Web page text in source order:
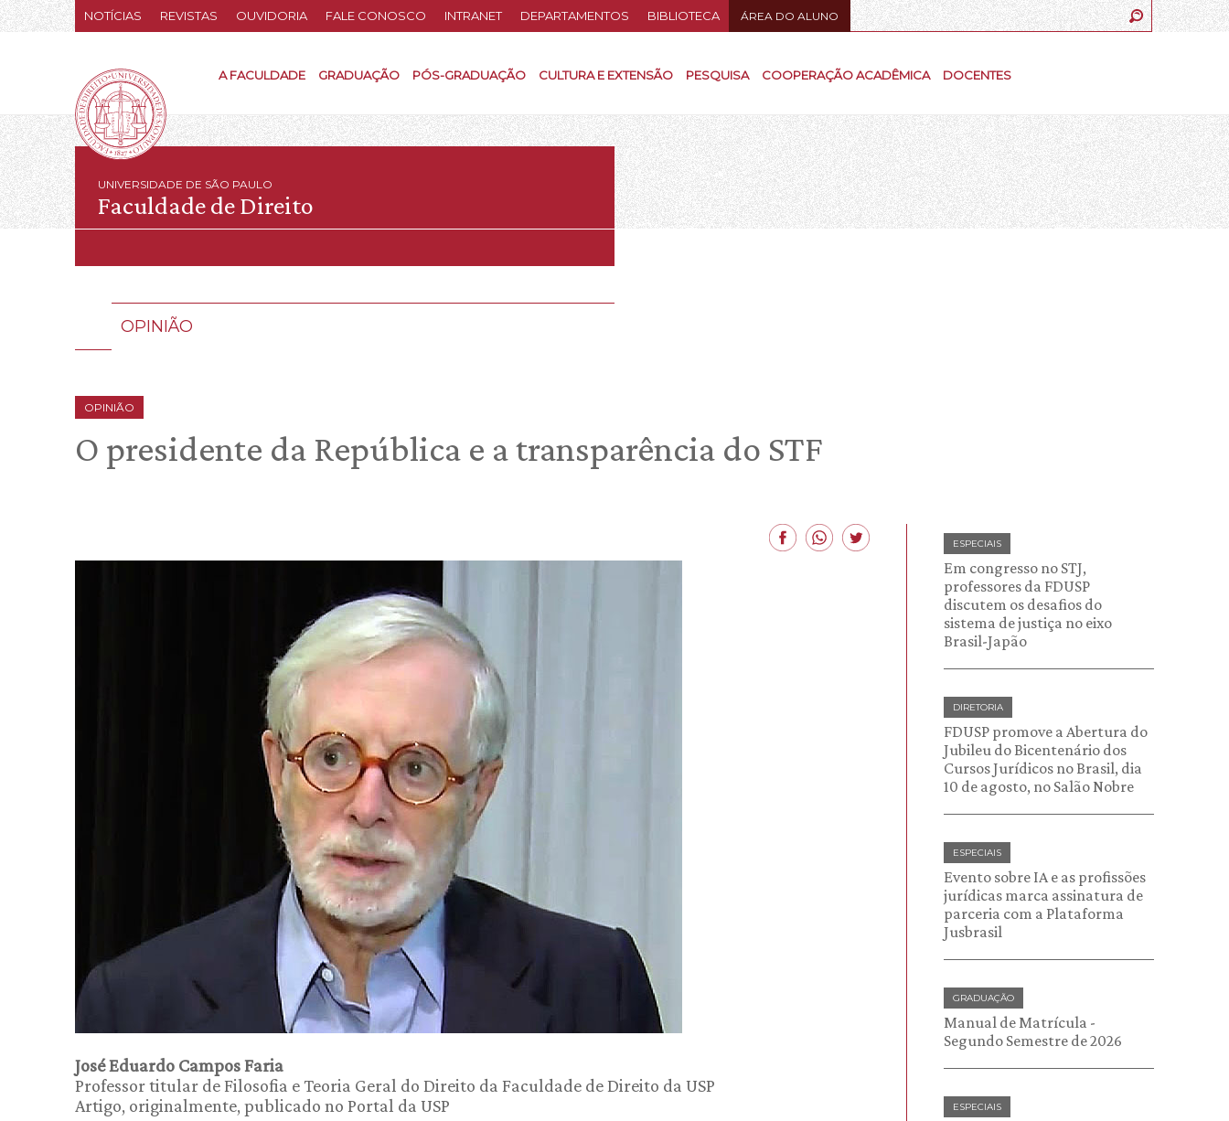
NOTÍCIAS REVISTAS OUVIDORIA FALE CONOSCO INTRANET DEPARTAMENTOS BIBLIOTECA ÁREA DO ALUNO
A FACULDADE GRADUAÇÃO PÓS-GRADUAÇÃO CULTURA E EXTENSÃO PESQUISA COOPERAÇÃO ACADÊMICA DOCENTES
UNIVERSIDADE DE SÃO PAULO
Faculdade de Direito
OPINIÃO
OPINIÃO
O presidente da República e a transparência do STF
José Eduardo Campos Faria
Professor titular de Filosofia e Teoria Geral do Direito da Faculdade de Direito da USP
Artigo, originalmente, publicado no Portal da USP
ESPECIAIS
Em congresso no STJ,
professores da FDUSP
discutem os desafios do
sistema de justiça no eixo
Brasil-Japão
DIRETORIA
FDUSP promove a Abertura do
Jubileu do Bicentenário dos
Cursos Jurídicos no Brasil, dia
10 de agosto, no Salão Nobre
ESPECIAIS
Evento sobre IA e as profissões
jurídicas marca assinatura de
parceria com a Plataforma
Jusbrasil
GRADUAÇÃO
Manual de Matrícula -
Segundo Semestre de 2026
ESPECIAIS